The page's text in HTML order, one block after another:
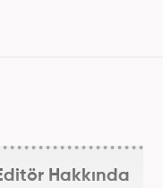
Hakkında